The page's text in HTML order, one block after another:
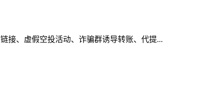
接、虚假空投活动、诈骗群诱导转账、代提...